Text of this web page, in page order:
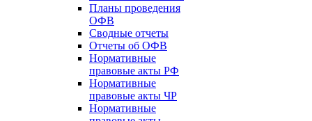
Планы проведения
ОФВ
Сводные отчеты
Отчеты об ОФВ
Нормативные
правовые акты РФ
Нормативные
правовые акты ЧР
Нормативные